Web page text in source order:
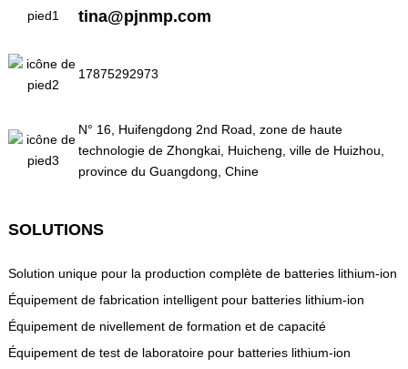
tina@pjnmp.com
17875292973
N° 16, Huifengdong 2nd Road, zone de haute
technologie de Zhongkai, Huicheng, ville de Huizhou,
province du Guangdong, Chine
SOLUTIONS
Solution unique pour la production complète de batteries lithium-ion
Équipement de fabrication intelligent pour batteries lithium-ion
Équipement de nivellement de formation et de capacité
Équipement de test de laboratoire pour batteries lithium-ion